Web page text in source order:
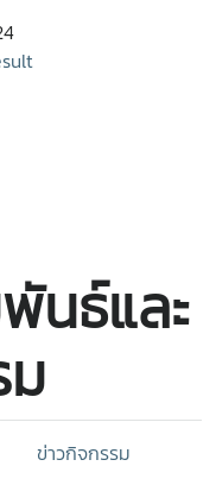
นธ์และ
ข่าวกิจกรรม